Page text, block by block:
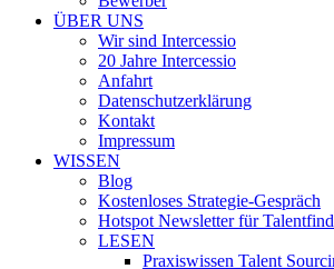
ÜBER UNS
Wir sind Intercessio
20 Jahre Intercessio
Anfahrt
Datenschutzerklärung
Kontakt
Impressum
WISSEN
Blog
Kostenloses Strategie-Gespräch
Hotspot Newsletter für
LESEN
Praxiswissen Talent